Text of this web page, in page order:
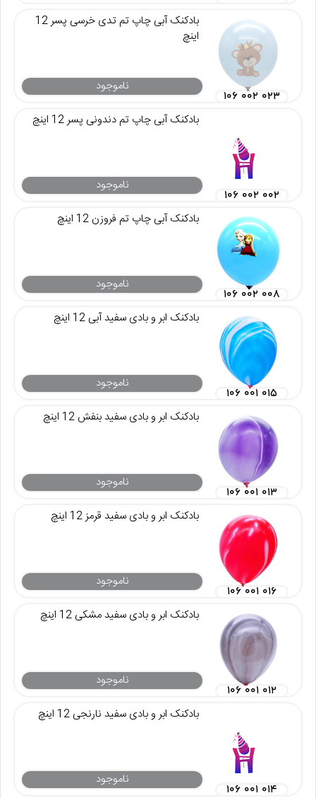
بادکنک آبی چاپ تم تدی خرسی پسر 12
اینچ
ناموجود
۱۰۶ ۰۰۲ ۰۲۳
بادکنک آبی چاپ تم دندونی پسر 12 اینچ
ناموجود
۱۰۶ ۰۰۲ ۰۰۲
بادکنک آبی چاپ تم فروزن 12 اینچ
ناموجود
۱۰۶ ۰۰۲ ۰۰۸
بادکنک ابر و بادی سفید آبی 12 اینچ
ناموجود
۱۰۶ ۰۰۱ ۰۱۵
بادکنک ابر و بادی سفید بنفش 12 اینچ
ناموجود
۱۰۶ ۰۰۱ ۰۱۳
بادکنک ابر و بادی سفید قرمز 12 اینچ
ناموجود
۱۰۶ ۰۰۱ ۰۱۶
بادکنک ابر و بادی سفید مشکی 12 اینچ
ناموجود
۱۰۶ ۰۰۱ ۰۱۲
بادکنک ابر و بادی سفید نارنجی 12 اینچ
ناموجود
۱۰۶ ۰۰۱ ۰۱۴